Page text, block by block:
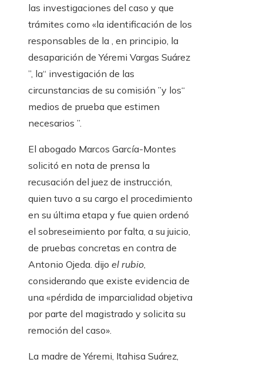
las investigaciones del caso y que
trámites como «la identificación de los
responsables de la , en principio, la
desaparición de Yéremi Vargas Suárez
”, la“ investigación de las
circunstancias de su comisión ”y los“
medios de prueba que estimen
necesarios ”.
El abogado Marcos García-Montes
solicitó en nota de prensa la
recusación del juez de instrucción,
quien tuvo a su cargo el procedimiento
en su última etapa y fue quien ordenó
el sobreseimiento por falta, a su juicio,
de pruebas concretas en contra de
Antonio Ojeda. dijo el rubio
considerando que existe evidencia de
una «pérdida de imparcialidad objetiva
por parte del magistrado y solicita su
remoción del caso».
La madre de Yéremi, Itahisa Suárez,